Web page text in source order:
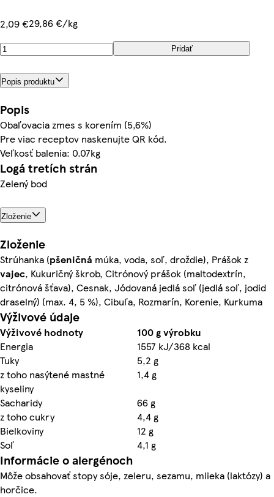
2,09 €29,86 €/kg
Pridať
Popis produktu
Popis
Obaľovacia zmes s korením (5,6%)
Pre viac receptov naskenujte QR kód.
Veľkosť balenia: 0.07kg
Logá tretích strán
Zelený bod
Zloženie
Zloženie
Strúhanka (pšeničná múka, voda, soľ, droždie), Prášok z
vajec, Kukuričný škrob, Citrónový prášok (maltodextrín,
citrónová šťava), Cesnak, Jódovaná jedlá soľ (jedlá soľ, jodid
draselný) (max. 4, 5 %), Cibuľa, Rozmarín, Korenie, Kurkuma
Výživové údaje
Výživové hodnoty
100 g výrobku
Energia
1557 kJ/368 kcal
Tuky
5,2 g
z toho nasýtené mastné
kyseliny
1,4 g
Sacharidy
66 g
z toho cukry
4,4 g
Bielkoviny
12 g
Soľ
4,1 g
Informácie o alergénoch
Môže obsahovať stopy sóje, zeleru, sezamu, mlieka (laktózy) a
horčice.